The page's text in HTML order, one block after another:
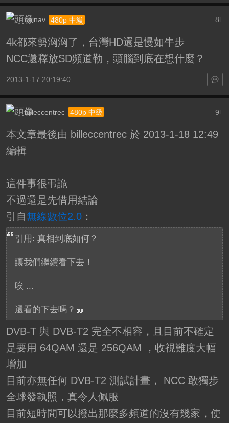
8 F
chinav 480p 中級
4k都來勢洶洶了，台灣HD還是慢如牛步
NCC還釋放SD頻道勒，頭腦到底在想什麼？
2013-1-17 20:19:40
9F
billeccentrec 480p 中級
本文章最後由 billeccentrec 於 2013-1-18 12:49
編輯
這件事很弔詭
不過還是先借用結論
引自無線數位2.0：
引用: 真相到底如何？
讓我們繼續看下去！
唉 ...
還看的下去嗎？
DVB-T 與 DVB-T2 完全不相容，且目前不確定
是要用 64QAM 還是 256QAM ，收視難度大幅
增加
目前亦無任何 DVB-T2 測試計畫， NCC 敢獨步
全球發執照，真令人佩服
目前短時間可以撥出那麼多頻道的沒有幾家，使